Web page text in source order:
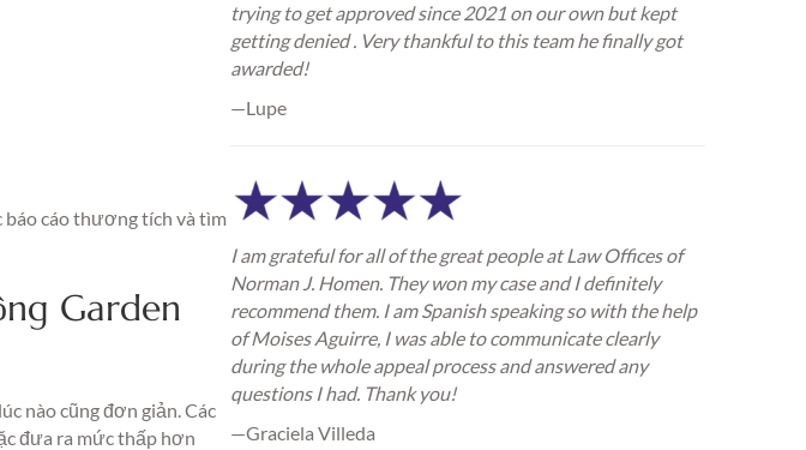
cáo thương tích và tìm
Garden
nào cũng đơn giản. Các
đưa ra mức thấp hơn
trying to get approved since 2021 on our own but kept
getting denied . Very thankful to this team he finally got
awarded!
—Lupe
I am grateful for all of the great people at Law Offices of
Norman J. Homen. They won my case and I definitely
recommend them. I am Spanish speaking so with the help
of Moises Aguirre, I was able to communicate clearly
during the whole appeal process and answered any
questions I had. Thank you!
—Graciela Villeda